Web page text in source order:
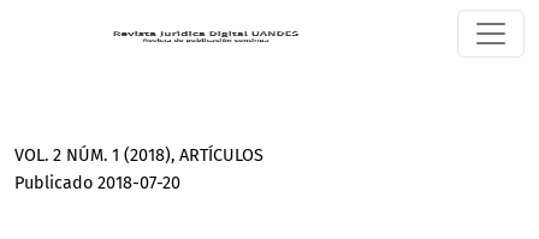
Maquiavelo y Suárez o un encuentro inesperado-esperado
VOL. 2 NÚM. 1 (2018), ARTÍCULOS
Publicado 2018-07-20